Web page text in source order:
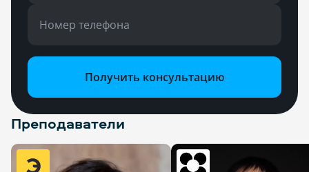
Номер телефона
Получить консультацию
Преподаватели